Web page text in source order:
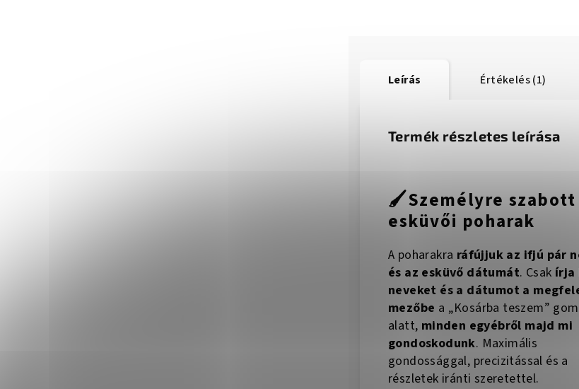
Leírás Értékelés (1)
Termék részletes leírása
🖌️Személyre szabott
esküvői poharak
A poharakra ráfújjuk az ifjú pár
és az esküvő dátumát. Csak írja
neveket és a dátumot a
mezőbe a „Kosárba teszem”
alatt, minden egyébről majd mi
gondoskodunk. Maximális
gondossággal, precizitással és a
részletek iránti szeretettel.